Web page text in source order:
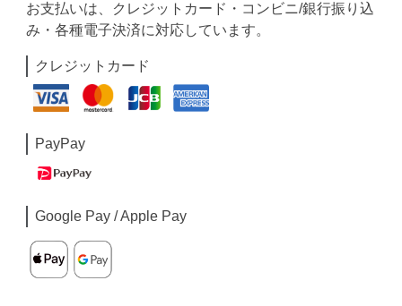
お支払いは、クレジットカード・コンビニ/銀行振り込
み・各種電子決済に対応しています。
クレジットカード
PayPay
Google Pay / Apple Pay